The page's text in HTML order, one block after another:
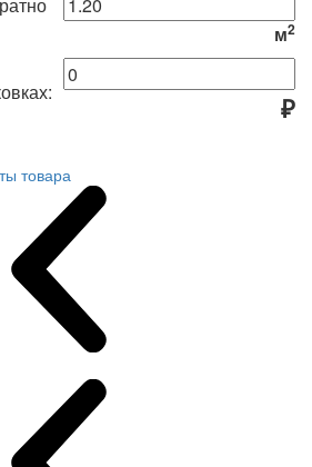
м2
₽
товара